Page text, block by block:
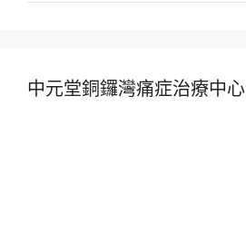
中元堂銅鑼灣痛症治療中心